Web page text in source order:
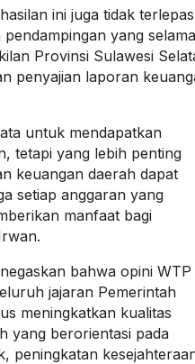
ini juga tidak terlepas
yang
Provinsi Sulawesi
penyajian laporan
untuk mendapatkan
tetapi yang lebih penting
keuangan daerah dapat
setiap anggaran yang
manfaat bagi
bahwa opini WTP
jajaran Pemerintah
meningkatkan kualitas
yang berorientasi pada
peningkatan